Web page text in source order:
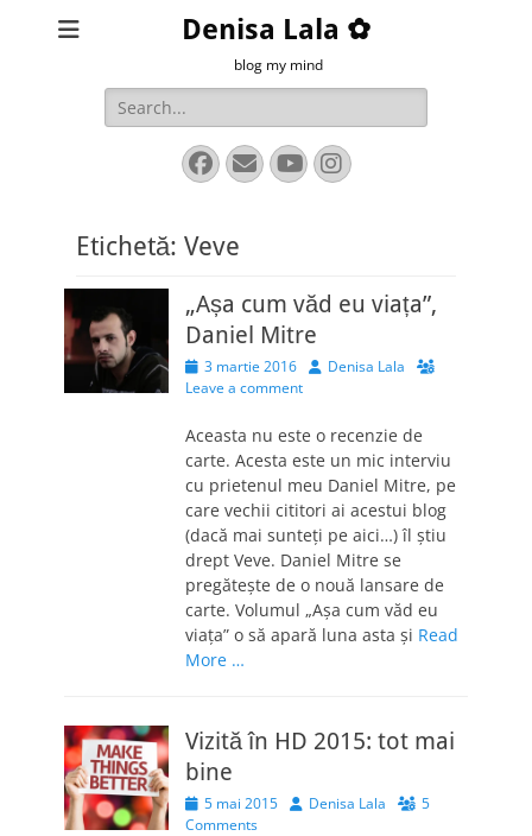
Denisa Lala ✿
blog my mind
Search
for:
Facebook
EmailYouTube
Instagram
Etichetă: Veve
„Așa cum văd eu viața”,
Daniel Mitre
Posted
on
3 martie 2016 AuthorDenisa Lala
Leave a comment
Aceasta nu este o recenzie de
carte. Acesta este un mic interviu
cu prietenul meu Daniel Mitre, pe
care vechii cititori ai acestui blog
(dacă mai sunteți pe aici…) îl știu
drept Veve. Daniel Mitre se
pregătește de o nouă lansare de
carte. Volumul „Așa cum văd eu
viața” o să apară luna asta și Read
More …
Vizită în HD 2015: tot mai
bine
Posted
on
5 mai 2015 AuthorDenisa Lala
5
Comments